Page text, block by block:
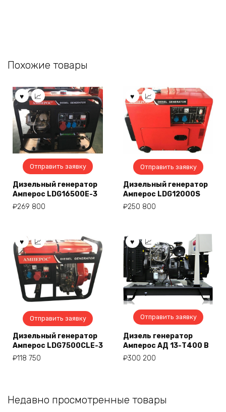
Похожие товары
Отправить заявку
Дизельный генератор
Амперос LDG16500E-3
₽269 800
Отправить заявку
Дизельный генератор
Амперос LDG12000S
₽250 800
Отправить заявку
Дизельный генератор
Амперос LDG7500СLE-3
₽118 750
Отправить заявку
Дизель генератор
Амперос АД 13-Т400 B
₽300 200
Недавно просмотренные товары